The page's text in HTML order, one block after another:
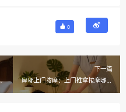
0
下一篇
摩耶上门按摩：上门推拿按摩哪个
平台好？这3个套路你得先知道！